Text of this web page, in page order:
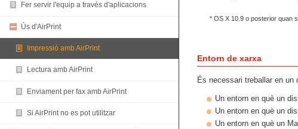
Fer servir l'equip a través d'aplicacions
Ús d'AirPrint
Impressió amb AirPrint
Lectura amb AirPrint
Enviament per fax amb AirPrint
Si AirPrint no es pot utilitzar
* OS X 10.9 o posterior quan
Entorn de xarxa
És necessari treballar en un
Un entorn en què un
Un entorn en què un
Un entorn en què un